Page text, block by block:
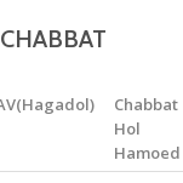
Chabbat
Hol
Hamoed